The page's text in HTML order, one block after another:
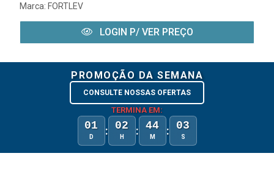
Marca: FORTLEV
LOGIN P/ VER PREÇO
PROMOÇÃO DA SEMANA
CONSULTE NOSSAS OFERTAS
TERMINA EM:
01
D : 02
H : 44
M : 03
S